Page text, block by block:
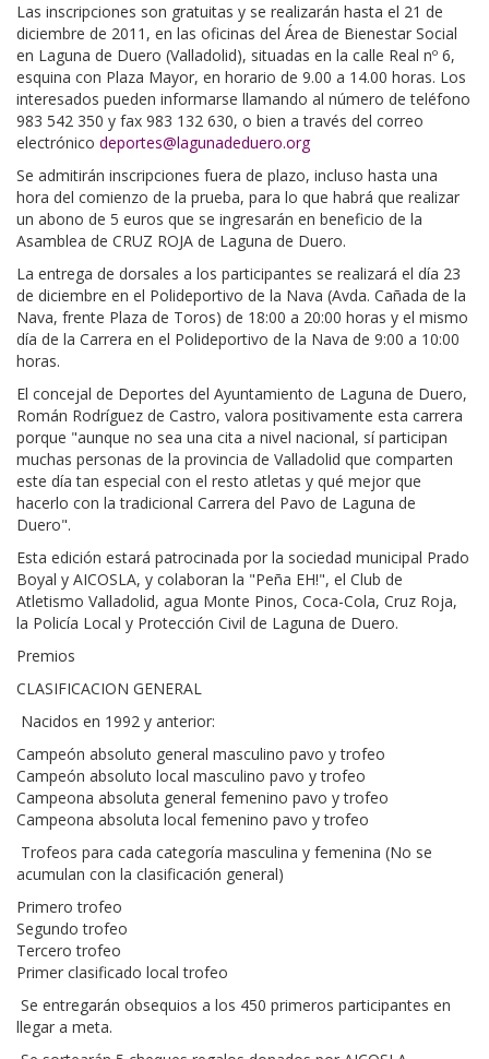
Las inscripciones son gratuitas y se realizarán hasta el 21 de
diciembre de 2011, en las oficinas del Área de Bienestar Social
en Laguna de Duero (Valladolid), situadas en la calle Real nº 6,
esquina con Plaza Mayor, en horario de 9.00 a 14.00 horas. Los
interesados pueden informarse llamando al número de teléfono
983 542 350 y fax 983 132 630, o bien a través del correo
electrónico deportes@lagunadeduero.org
Se admitirán inscripciones fuera de plazo, incluso hasta una
hora del comienzo de la prueba, para lo que habrá que realizar
un abono de 5 euros que se ingresarán en beneficio de la
Asamblea de CRUZ ROJA de Laguna de Duero.
La entrega de dorsales a los participantes se realizará el día 23
de diciembre en el Polideportivo de la Nava (Avda. Cañada de la
Nava, frente Plaza de Toros) de 18:00 a 20:00 horas y el mismo
día de la Carrera en el Polideportivo de la Nava de 9:00 a 10:00
horas.
El concejal de Deportes del Ayuntamiento de Laguna de Duero,
Román Rodríguez de Castro, valora positivamente esta carrera
porque "aunque no sea una cita a nivel nacional, sí participan
muchas personas de la provincia de Valladolid que comparten
este día tan especial con el resto atletas y qué mejor que
hacerlo con la tradicional Carrera del Pavo de Laguna de
Duero".
Esta edición estará patrocinada por la sociedad municipal Prado
Boyal y AICOSLA, y colaboran la "Peña EH!", el Club de
Atletismo Valladolid, agua Monte Pinos, Coca-Cola, Cruz Roja,
la Policía Local y Protección Civil de Laguna de Duero.
Premios
CLASIFICACION GENERAL
 Nacidos en 1992 y anterior:
Campeón absoluto general masculino pavo y trofeo
Campeón absoluto local masculino pavo y trofeo
Campeona absoluta general femenino pavo y trofeo
Campeona absoluta local femenino pavo y trofeo
 Trofeos para cada categoría masculina y femenina (No se
acumulan con la clasificación general)
Primero trofeo
Segundo trofeo
Tercero trofeo
Primer clasificado local trofeo
 Se entregarán obsequios a los 450 primeros participantes en
llegar a meta.